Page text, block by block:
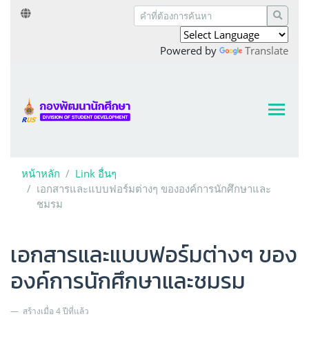
Powered by Translate
หน้าหลัก
Link อื่นๆ
เอกสารและแบบฟอร์มต่างๆ ขององค์การนักศึกษาและ
ชมรม
เอกสารและแบบฟอร์มต่างๆ ของ
องค์การนักศึกษาและชมรม
สร้างเมื่อ 4 ปีที่แล้ว